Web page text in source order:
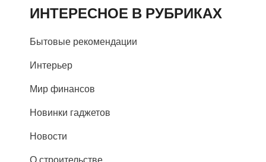
ИНТЕРЕСНОЕ В РУБРИКАХ
Бытовые рекомендации
Интерьер
Мир финансов
Новинки гаджетов
Новости